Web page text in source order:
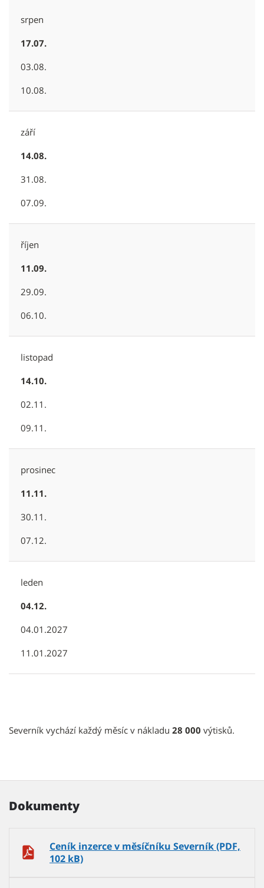
srpen
17.07.
03.08.
10.08.
září
14.08.
31.08.
07.09.
říjen
11.09.
29.09.
06.10.
listopad
14.10.
02.11.
09.11.
prosinec
11.11.
30.11.
07.12.
leden
04.12.
04.01.2027
11.01.2027
Severník vychází každý měsíc v nákladu 28 000 výtisků.
Dokumenty
Ceník inzerce v měsíčníku Severník (PDF,
102 kB)